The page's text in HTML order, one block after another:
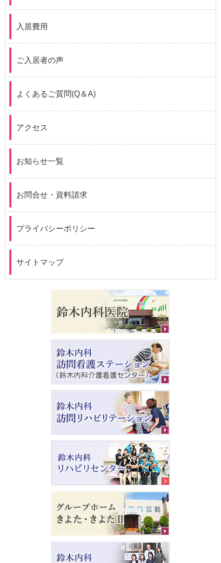
入居費用
ご入居者の声
よくあるご質問(Q＆A)
アクセス
お知らせ一覧
お問合せ・資料請求
プライバシーポリシー
サイトマップ